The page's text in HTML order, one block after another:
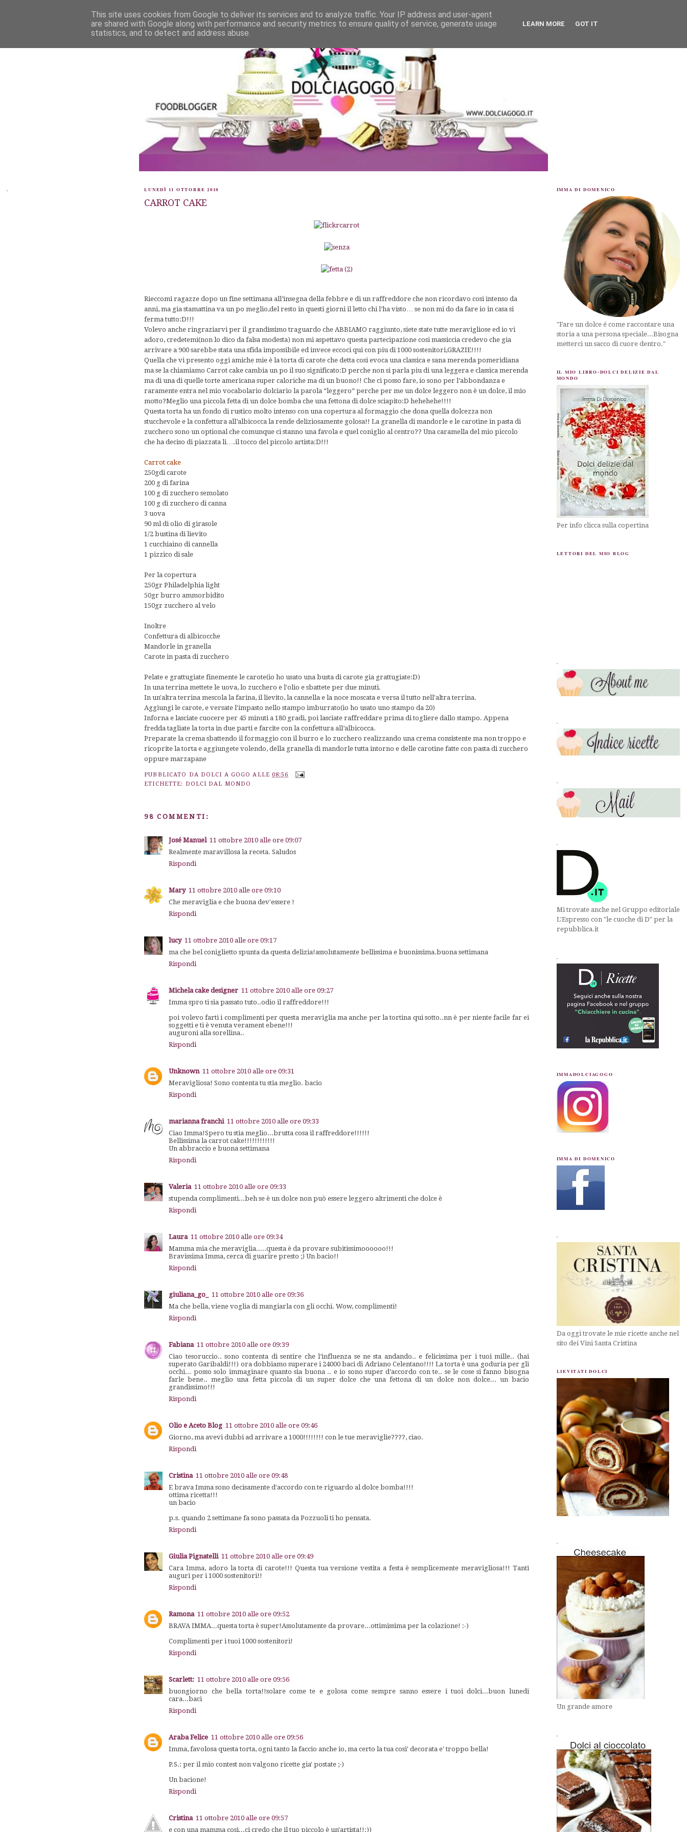
. LUNEDÌ 11 OTTOBRE 2010
CARROT CAKE
Rieccomi ragazze dopo un fine settimana all’insegna della febbre e di un raffreddore che non ricordavo cosi intenso da
anni, ma gia stamattina va un po meglio,del resto in questi giorni il letto chi l’ha visto… se non mi do da fare io in casa si
ferma tutto:D!!!
Volevo anche ringraziarvi per il grandissimo traguardo che ABBIAMO raggiunto, siete state tutte meravigliose ed io vi
adoro, credetemi(non lo dico da falsa modesta) non mi aspettavo questa partecipazione cosi massiccia credevo che gia
arrivare a 900 sarebbe stata una sfida impossibile ed invece eccoci qui con piu di 1000 sostenitori,GRAZIE!!!!
Quella che vi presento oggi amiche mie è la torta di carote che detta cosi evoca una classica e sana merenda pomeridiana
ma se la chiamiamo Carrot cake cambia un po il suo significato:D perche non si parla piu di una leggera e classica merenda
ma di una di quelle torte americana super caloriche ma di un buono!! Che ci posso fare, io sono per l’abbondanza e
raramente entra nel mio vocabolario dolciario la parola “leggero” perche per me un dolce leggero non è un dolce, il mio
motto?Meglio una piccola fetta di un dolce bomba che una fettona di dolce sciapito:D hehehehe!!!!
Questa torta ha un fondo di rustico molto intenso con una copertura al formaggio che dona quella dolcezza non
stucchevole e la confettura all’albicocca la rende deliziosamente golosa!! La granella di mandorle e le carotine in pasta di
zucchero sono un optional che comunque ci stanno una favola e quel coniglio al centro?? Una caramella del mio piccolo
che ha deciso di piazzata li….il tocco del piccolo artista:D!!!
Carrot cake
250gdi carote
200 g di farina
100 g di zucchero semolato
100 g di zucchero di canna
3 uova
90 ml di olio di girasole
1/2 bustina di lievito
1 cucchiaino di cannella
1 pizzico di sale
Per la copertura
250gr Philadelphia light
50gr burro ammorbidito
150gr zucchero al velo
Inoltre
Confettura di albicocche
Mandorle in granella
Carote in pasta di zucchero
Pelate e grattugiate finemente le carote(io ho usato una busta di carote gia grattugiate:D)
In una terrina mettete le uova, lo zucchero e l'olio e sbattete per due minuti.
In un'altra terrina mescola la farina, il lievito, la cannella e la noce moscata e versa il tutto nell'altra terrina.
Aggiungi le carote, e versate l'impasto nello stampo imburrato(io ho usato uno stampo da 20)
Inforna e lasciate cuocere per 45 minuti a 180 gradi, poi lasciate raffreddare prima di togliere dallo stampo. Appena
fredda tagliate la torta in due parti e farcite con la confettura all’albicocca.
Preparate la crema sbattendo il formaggio con il burro e lo zucchero realizzando una crema consistente ma non troppo e
ricoprite la torta e aggiungete volendo, della granella di mandorle tutta intorno e delle carotine fatte con pasta di zucchero
oppure marzapane
PUBBLICATO DA DOLCI A GOGO ALLE 08:56
ETICHETTE: DOLCI DAL MONDO
98 COMMENTI:
José Manuel 11 ottobre 2010 alle ore 09:07
Realmente maravillosa la receta. Saludos
Rispondi
Mary 11 ottobre 2010 alle ore 09:10
Che meraviglia e che buona dev'essere !
Rispondi
lucy 11 ottobre 2010 alle ore 09:17
ma che bel coniglietto spunta da questa delizia!assolutamente bellissima e buonissima.buona settimana
Rispondi
Michela cake designer 11 ottobre 2010 alle ore 09:27
Imma spro ti sia passato tuto..odio il raffreddore!!!
poi volevo farti i complimenti per questa meraviglia ma anche per la tortina qui sotto..nn è per niente facile far ei
soggetti e ti è venuta verament ebene!!!
auguroni alla sorellina..
Rispondi
Unknown 11 ottobre 2010 alle ore 09:31
Meravigliosa! Sono contenta tu stia meglio. bacio
Rispondi
marianna franchi 11 ottobre 2010 alle ore 09:33
Ciao Imma!Spero tu stia meglio...brutta cosa il raffreddore!!!!!!
Bellissima la carrot cake!!!!!!!!!!!!
Un abbraccio e buona settimana
Rispondi
Valeria 11 ottobre 2010 alle ore 09:33
stupenda complimenti...beh se è un dolce non può essere leggero altrimenti che dolce è
Rispondi
Laura 11 ottobre 2010 alle ore 09:34
Mamma mia che meraviglia.....questa è da provare subitissimoooooo!!!
Bravissima Imma, cerca di guarire presto ;) Un bacio!!
Rispondi
giuliana_go_
11 ottobre 2010 alle ore 09:36
Ma che bella, viene voglia di mangiarla con gli occhi. Wow, complimenti!
Rispondi
Fabiana 11 ottobre 2010 alle ore 09:39
Ciao tesoruccio.. sono contenta di sentire che l’influenza se ne sta andando.. e felicissima per i tuoi mille.. (hai
superato Garibaldi!!!) ora dobbiamo superare i 24000 baci di Adriano Celentano!!!! La torta è una goduria per gli
occhi... posso solo immaginare quanto sia buona .. e io sono super d’accordo con te.. se le cose si fanno bisogna
farle bene.. meglio una fetta piccola di un super dolce che una fettona di un dolce non dolce... un bacio
grandissimo!!!
Rispondi
Olio e Aceto Blog 11 ottobre 2010 alle ore 09:46
Giorno, ma avevi dubbi ad arrivare a 1000!!!!!!!! con le tue meraviglie????, ciao.
Rispondi
Cristina 11 ottobre 2010 alle ore 09:48
E brava Imma sono decisamente d'accordo con te riguardo al dolce bomba!!!!
ottima ricetta!!!
un bacio
p.s. quando 2 settimane fa sono passata da Pozzuoli ti ho pensata.
Rispondi
Giulia Pignatelli 11 ottobre 2010 alle ore 09:49
Cara Imma, adoro la torta di carote!!! Questa tua versione vestita a festa è semplicemente meravigliosa!!! Tanti
auguri per i 1000 sostenitori!!
Rispondi
Ramona 11 ottobre 2010 alle ore 09:52
BRAVA IMMA...questa torta è super!Assolutamente da provare...ottimissima per la colazione! :-)
Complimenti per i tuoi 1000 sostenitori!
Rispondi
Scarlett: 11 ottobre 2010 alle ore 09:56
buongiorno che bella torta!!solare come te e golosa come sempre sanno essere i tuoi dolci...buon lunedi
cara...baci
Rispondi
Araba Felice 11 ottobre 2010 alle ore 09:56
Imma, favolosa questa torta, ogni tanto la faccio anche io, ma certo la tua cosi' decorata e' troppo bella!
P.S.: per il mio contest non valgono ricette gia' postate ;-)
Un bacione!
Rispondi
Cristina 11 ottobre 2010 alle ore 09:57
e con una mamma così...ci credo che il tuo piccolo è un'artista!!:))
IMMA DI DOMENICO
"Fare un dolce é come raccontare una
storia a una persona speciale...Bisogna
metterci un sacco di cuore dentro."
IL MIO LIBRO-DOLCI DELIZIE DAL
MONDO
Per info clicca sulla copertina
LETTORI DEL MIO BLOG
.
.
.
.
Mi trovate anche nel Gruppo editoriale
L'Espresso con "le cuoche di D" per la
repubblica.it
.
IMMADOLCIAGOGO
IMMA DI DOMENICO
.
Da oggi trovate le mie ricette anche nel
sito dei Vini Santa Cristina
LIEVITATI DOLCI
.
Un grande amore
.
This site uses cookies from Google to deliver its services and to analyze traffic. Your IP address and user-agent
are shared with Google along with performance and security metrics to ensure quality of service, generate usage
statistics, and to detect and address abuse.
LEARN MORE GOT IT